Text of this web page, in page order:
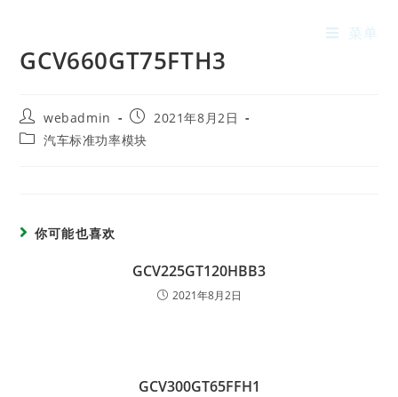
菜单
GCV660GT75FTH3
webadmin
2021年8月2日
汽车标准功率模块
你可能也喜欢
GCV225GT120HBB3
2021年8月2日
GCV300GT65FFH1